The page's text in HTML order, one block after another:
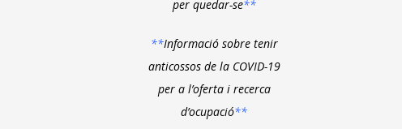
per quedar-se**
**Informació sobre tenir
anticossos de la COVID-19
per a l’oferta i recerca
d’ocupació**